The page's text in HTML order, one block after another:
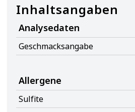
Inhaltsangaben
Analysedaten
Geschmacksangabe
Allergene
Sulfite